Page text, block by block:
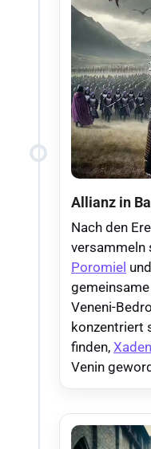
Allianz in
Nach den
versammeln
Poromiel und
Veneni-
konzentriert
finden, Xaden
Venin